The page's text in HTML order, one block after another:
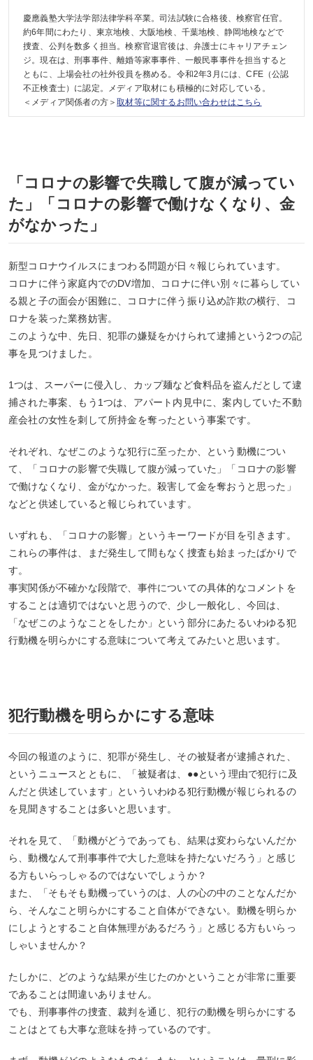
慶應義塾大学法学部法律学科卒業。司法試験に合格後、検察官任官。
約6年間にわたり、東京地検、大阪地検、千葉地検、静岡地検などで
捜査、公判を数多く担当。検察官退官後は、弁護士にキャリアチェン
ジ。現在は、刑事事件、離婚等家事事件、一般民事事件を担当すると
ともに、上場会社の社外役員を務める。令和2年3月には、CFE（公認
不正検査士）に認定。メディア取材にも積極的に対応している。
＜メディア関係者の方＞取材等に関するお問い合わせはこちら
「コロナの影響で失職して腹が減ってい
た」「コロナの影響で働けなくなり、金
がなかった」
新型コロナウイルスにまつわる問題が日々報じられています。
コロナに伴う家庭内でのDV増加、コロナに伴い別々に暮らしてい
る親と子の面会が困難に、コロナに伴う振り込め詐欺の横行、コ
ロナを装った業務妨害。
このような中、先日、犯罪の嫌疑をかけられて逮捕という2つの記
事を見つけました。
1つは、スーパーに侵入し、カップ麺など食料品を盗んだとして逮
捕された事案、もう1つは、アパート内見中に、案内していた不動
産会社の女性を刺して所持金を奪ったという事案です。
それぞれ、なぜこのような犯行に至ったか、という動機につい
て、「コロナの影響で失職して腹が減っていた」「コロナの影響
で働けなくなり、金がなかった。殺害して金を奪おうと思った」
などと供述していると報じられています。
いずれも、「コロナの影響」というキーワードが目を引きます。
これらの事件は、まだ発生して間もなく捜査も始まったばかりで
す。
事実関係が不確かな段階で、事件についての具体的なコメントを
することは適切ではないと思うので、少し一般化し、今回は、
「なぜこのようなことをしたか」という部分にあたるいわゆる犯
行動機を明らかにする意味について考えてみたいと思います。
犯行動機を明らかにする意味
今回の報道のように、犯罪が発生し、その被疑者が逮捕された、
というニュースとともに、「被疑者は、●●という理由で犯行に及
んだと供述しています」といういわゆる犯行動機が報じられるの
を見聞きすることは多いと思います。
それを見て、「動機がどうであっても、結果は変わらないんだか
ら、動機なんて刑事事件で大した意味を持たないだろう」と感じ
る方もいらっしゃるのではないでしょうか？
また、「そもそも動機っていうのは、人の心の中のことなんだか
ら、そんなこと明らかにすること自体ができない。動機を明らか
にしようとすること自体無理があるだろう」と感じる方もいらっ
しゃいませんか？
たしかに、どのような結果が生じたのかということが非常に重要
であることは間違いありません。
でも、刑事事件の捜査、裁判を通じ、犯行の動機を明らかにする
ことはとても大事な意味を持っているのです。